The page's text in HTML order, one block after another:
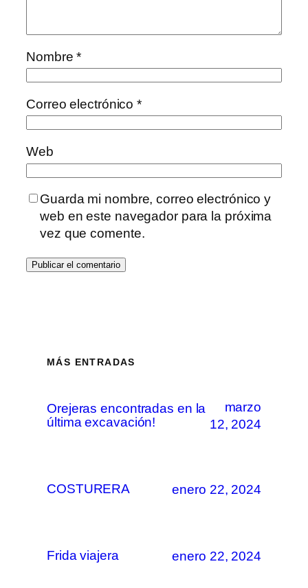
Nombre*
Correo electrónico*
Web
Guarda mi nombre, correo electrónico y
web en este navegador para la próxima
vez que comente.
MÁS ENTRADAS
Orejeras encontradas en la
última excavación!
marzo
12, 2024
COSTURERA enero 22, 2024
Frida viajera enero 22, 2024